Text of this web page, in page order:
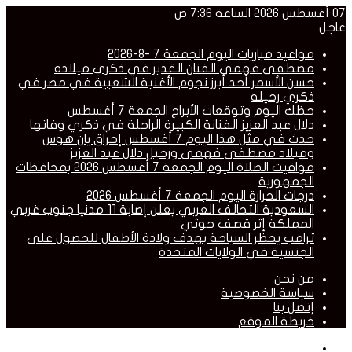
07 أغسطس 2026 الساعة 7:36 ص
عاجل
مواعيد مباريات اليوم الجمعة 7 -8-2026
مصطفى فهمي الفنان القدير في ذكري ميلاده
حسن الأسمر أحد أبرز نجوم الأغنية الشعبية في مصر في
ذكري رحيله
حظك اليوم وتوقعات الأبراج الجمعة 7 أغسطس
دلال عبد العزيز الفنانة الكبيرة الراحلة في ذكري وفاتها
حدث في مثل هذا اليوم 7 أغسطس إحراق يان هوس
وميلاد مصطفى فهمى ورحيل دلال عبد العزيز
مواقيت الصلاة اليوم الجمعة 7 أغسطس 2026 بمحافظات
الجمهورية
درجات الحرارة اليوم الجمعة 7 أغسطس 2026
السعودية التحالف العربي يعلن إصابة 11 مدنيا جنوب غربي
المملكة إثر قصف حوثي
ترامب يحظر السياحة بهدف ولادة الأطفال للحصول على
الجنسية في الولايات المتحدة
من نحن
سياسة الخصوصية
إتصل بنا
خريطة الموقع